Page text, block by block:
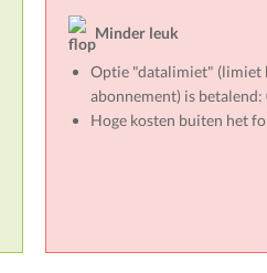
Minder leuk
Optie "datalimiet" (limiet
abonnement) is betalend:
Hoge kosten buiten het